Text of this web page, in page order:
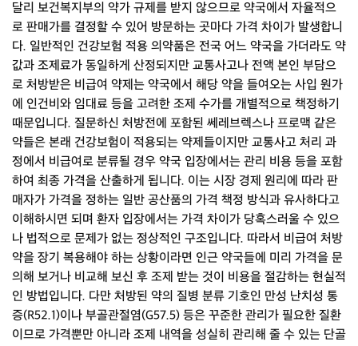
달리 보건복지부의 약가 규제를 받지 않으므로 약국에서 자율적으
로 판매가를 결정할 수 있어 방문하는 곳마다 가격 차이가 발생합니
다. 일반적인 건강보험 적용 의약품은 전국 어느 약국을 가더라도 약
값과 조제료가 동일하게 산정되지만 교통사고나 전액 본인 부담으
로 처방받은 비급여 약제는 약국에서 해당 약을 들여오는 사입 원가
에 인건비와 임대료 등을 고려한 조제 수가를 개별적으로 책정하기
때문입니다. 질문하신 처방전에 포함된 쎄레브렉스나 프로맥 같은
약들은 본래 건강보험이 적용되는 약제들이지만 교통사고 처리 과
정에서 비급여로 분류될 경우 약국 입장에서는 관리 비용 등을 포함
하여 최종 가격을 산출하게 됩니다. 이는 시장 경제 원리에 따라 판
매자가 가격을 정하는 일반 공산품의 가격 책정 방식과 유사하다고
이해하시면 되며 환자 입장에서는 가격 차이가 당혹스러울 수 있으
나 법적으로 문제가 없는 정상적인 구조입니다. 따라서 비급여 처방
약을 장기 복용해야 하는 상황이라면 인근 약국들에 미리 가격을 문
의해 보거나 비교해 보신 후 조제 받는 것이 비용을 절감하는 현실적
인 방법입니다. 다만 처방된 약의 질병 분류 기호인 만성 난치성 통
증(R52.1)이나 부골관절염(G57.5) 등은 꾸준한 관리가 필요한 질환
이므로 가격뿐만 아니라 조제 내역을 성실히 관리해 줄 수 있는 단골